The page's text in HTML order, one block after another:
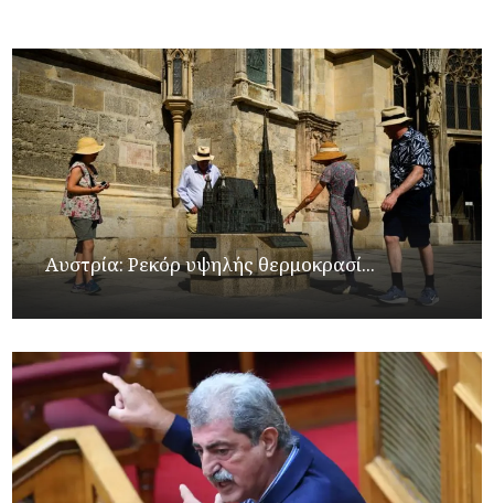
Αυστρία: Ρεκόρ υψηλής θερμοκρασί...